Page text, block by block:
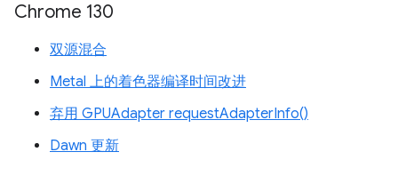
Chrome 130
双源混合
Metal 上的着色器编译时间改进
弃用 GPUAdapter requestAdapterInfo()
Dawn 更新